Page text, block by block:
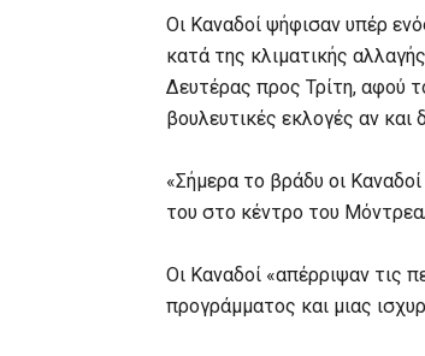
Οι Καναδοί ψήφισαν υπέρ
κατά της κλιματικής
Δευτέρας προς Τρίτη, αφού
βουλευτικές εκλογές αν και
«Σήμερα το βράδυ οι
του στο κέντρο του
Οι Καναδοί «απέρριψαν τις
προγράμματος και μιας